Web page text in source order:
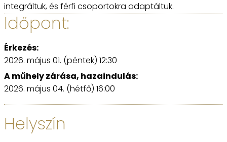
integráltuk, és férfi csoportokra adaptáltuk.
Időpont:
Érkezés:
2026. május 01. (péntek) 12:30
A műhely zárása, hazaindulás:
2026. május 04. (hétfő) 16:00
Helyszín